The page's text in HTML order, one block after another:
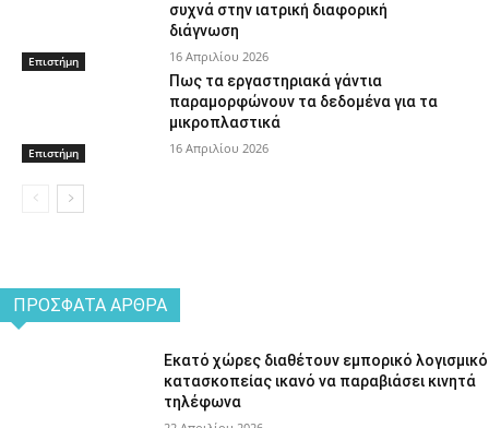
Επιστήμη
συχνά στην ιατρική διαφορική
διάγνωση
16 Απριλίου 2026
Επιστήμη
Πως τα εργαστηριακά γάντια
παραμορφώνουν τα δεδομένα για τα
μικροπλαστικά
16 Απριλίου 2026
ΠΡΌΣΦΑΤΑ ΆΡΘΡΑ
Εκατό χώρες διαθέτουν εμπορικό λογισμικό
κατασκοπείας ικανό να παραβιάσει κινητά
τηλέφωνα